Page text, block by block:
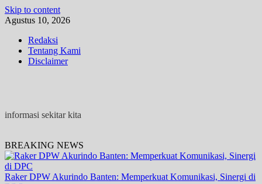
Skip to content
Agustus 10, 2026
Redaksi
Tentang Kami
Disclaimer
informasi sekitar kita
BREAKING NEWS
Raker DPW Akurindo Banten: Memperkuat Komunikasi, Sinergi di